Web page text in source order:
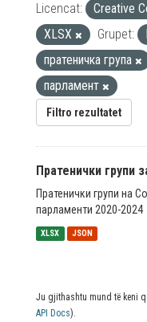
Licencat: Creative
XLSX
Grupet:
пратеничка група
парламент
Filtro rezultatet
Пратенички групи
Пратенички групи на
парламенти 2020-2024
XLSX JSON
Ju gjithashtu mund të keni
API Docs).